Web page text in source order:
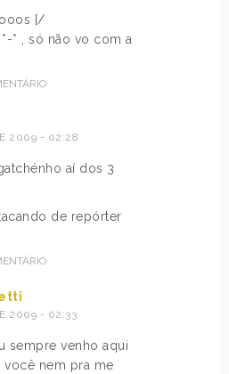
[/
* , só não vo com a
2009 - 02:28
aí dos 3
de repórter
2009 - 02:33
sempre venho aqui
você nem pra me